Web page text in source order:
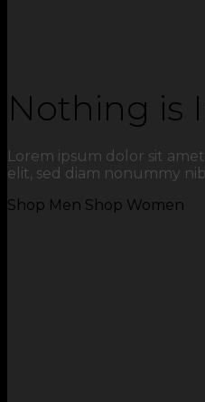
Nothing is
Lorem ipsum dolor sit
elit, sed diam nonummy
Shop Men Shop Women